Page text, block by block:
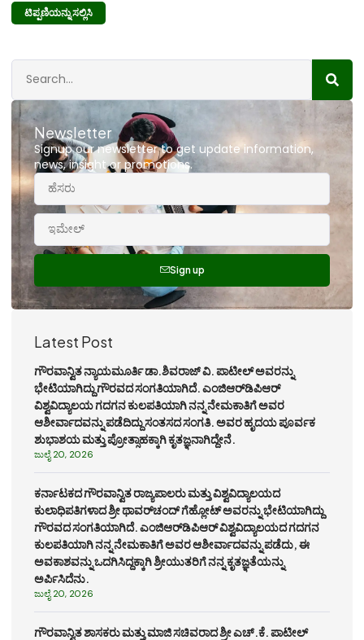
Newsletter
Signup our newsletter to get update information,
news, insight or promotions.
Sign up
Latest Post
ಗೌರವಾನ್ವಿತ ನ್ಯಾಯಮೂರ್ತಿ ಡಾ.ಶಿವರಾಜ್ ವಿ. ಪಾಟೀಲ್ ಅವರನ್ನು
ಭೇಟಿಯಾಗಿದ್ದು ಗೌರವದ ಸಂಗತಿಯಾಗಿದೆ. ಎಂಜಿಆರ್‌ಡಿಪಿಆರ್
ವಿಶ್ವವಿದ್ಯಾಲಯ ಗದಗನ ಕುಲಪತಿಯಾಗಿ ನನ್ನ ನೇಮಕಾತಿಗೆ ಅವರ
ಆಶೀರ್ವಾದವನ್ನು ಪಡೆದಿದ್ದು ಸಂತಸದ ಸಂಗತಿ. ಅವರ ಹೃದಯ ಪೂರ್ವಕ
ಶುಭಾಶಯ ಮತ್ತು ಪ್ರೋತ್ಸಾಹಕ್ಕಾಗಿ ಕೃತಜ್ಞನಾಗಿದ್ದೇನೆ.
ಜುಲೈ 20, 2026
ಕರ್ನಾಟಕದ ಗೌರವಾನ್ವಿತ ರಾಜ್ಯಪಾಲರು ಮತ್ತು ವಿಶ್ವವಿದ್ಯಾಲಯದ
ಕುಲಾಧಿಪತಿಗಳಾದ ಶ್ರೀ ಥಾವರ್‌ಚಂದ್ ಗೆಹ್ಲೋಟ್ ಅವರನ್ನು ಭೇಟಿಯಾಗಿದ್ದು
ಗೌರವದ ಸಂಗತಿಯಾಗಿದೆ. ಎಂಜಿಆರ್‌ಡಿಪಿಆರ್ ವಿಶ್ವವಿದ್ಯಾಲಯದ ಗದಗನ
ಕುಲಪತಿಯಾಗಿ ನನ್ನ ನೇಮಕಾತಿಗೆ ಅವರ ಆಶೀರ್ವಾದವನ್ನು ಪಡೆದು, ಈ
ಅವಕಾಶವನ್ನು ಒದಗಿಸಿದ್ದಕ್ಕಾಗಿ ಶ್ರೀಯುತರಿಗೆ ನನ್ನ ಕೃತಜ್ಞತೆಯನ್ನು
ಅರ್ಪಿಸಿದೆನು.
ಜುಲೈ 20, 2026
ಗೌರವಾನ್ವಿತ ಶಾಸಕರು ಮತ್ತು ಮಾಜಿ ಸಚಿವರಾದ ಶ್ರೀ ಎಚ್.ಕೆ. ಪಾಟೀಲ್